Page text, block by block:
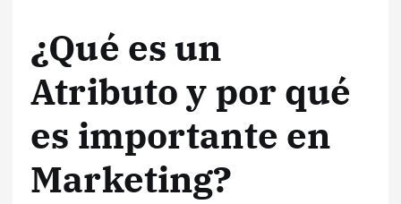
¿Qué es un
Atributo y por qué
es importante en
Marketing?